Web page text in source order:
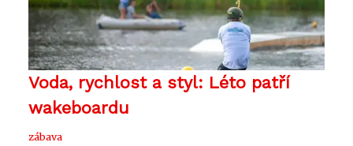
Voda, rychlost a styl: Léto patří
wakeboardu
zábava